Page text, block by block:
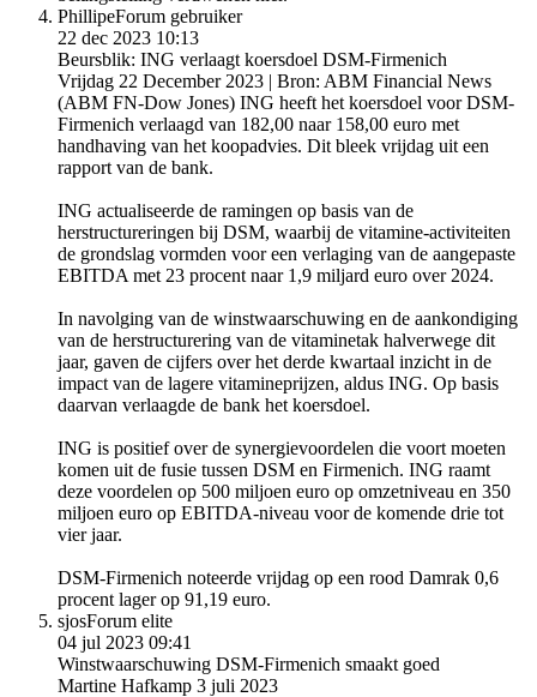
PhillipeForum gebruiker
22 dec 2023 10:13
Beursblik: ING verlaagt koersdoel DSM-Firmenich
Vrijdag 22 December 2023 | Bron: ABM Financial News
(ABM FN-Dow Jones) ING heeft het koersdoel voor DSM-
Firmenich verlaagd van 182,00 naar 158,00 euro met
handhaving van het koopadvies. Dit bleek vrijdag uit een
rapport van de bank.
ING actualiseerde de ramingen op basis van de
herstructureringen bij DSM, waarbij de vitamine-activiteiten
de grondslag vormden voor een verlaging van de aangepaste
EBITDA met 23 procent naar 1,9 miljard euro over 2024.
In navolging van de winstwaarschuwing en de aankondiging
van de herstructurering van de vitaminetak halverwege dit
jaar, gaven de cijfers over het derde kwartaal inzicht in de
impact van de lagere vitamineprijzen, aldus ING. Op basis
daarvan verlaagde de bank het koersdoel.
ING is positief over de synergievoordelen die voort moeten
komen uit de fusie tussen DSM en Firmenich. ING raamt
deze voordelen op 500 miljoen euro op omzetniveau en 350
miljoen euro op EBITDA-niveau voor de komende drie tot
vier jaar.
DSM-Firmenich noteerde vrijdag op een rood Damrak 0,6
procent lager op 91,19 euro.
sjosForum elite
04 jul 2023 09:41
Winstwaarschuwing DSM-Firmenich smaakt goed
Martine Hafkamp 3 juli 2023